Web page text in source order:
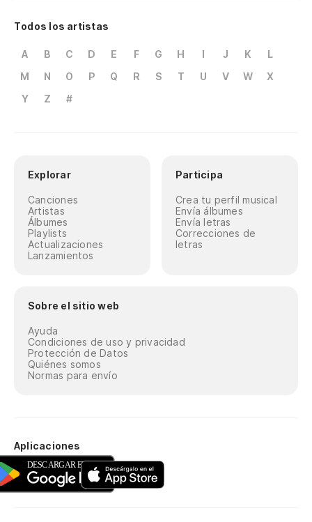
Todos los artistas
A B C D E F G H I J K
L
M
N O P Q R S T U V W
X
Y
Z #
Explorar
Canciones
Artistas
Álbumes
Playlists
Actualizaciones
Lanzamientos
Participa
Crea tu perfil musical
Envía álbumes
Envía letras
Correcciones de
letras
Sobre el sitio web
Ayuda
Condiciones de uso y privacidad
Protección de Datos
Quiénes somos
Normas para envío
Aplicaciones